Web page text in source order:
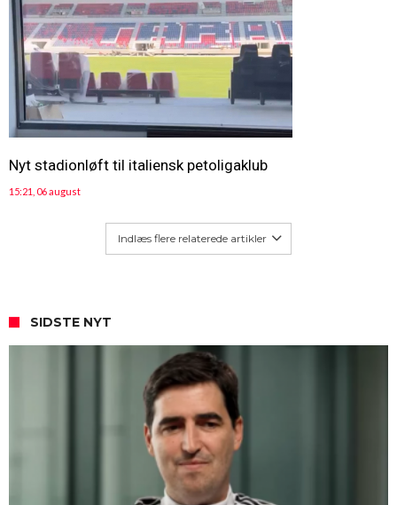
Nyt stadionløft til italiensk petoligaklub
15:21, 06 august
Indlæs flere relaterede artikler
SIDSTE NYT